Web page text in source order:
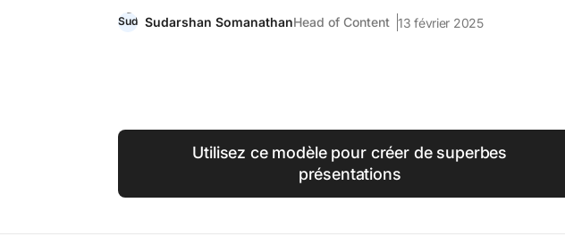
Sudarshan SomanathanHead of Content 13 février 2025
Utilisez ce modèle pour créer de superbes
présentations